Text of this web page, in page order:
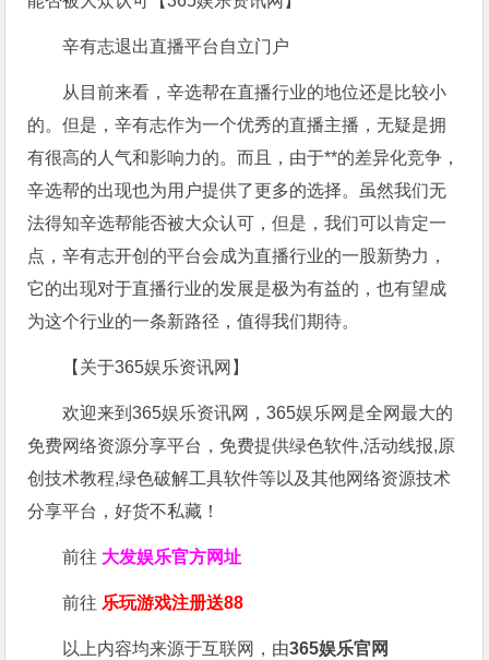
辛有志退出直播平台自立门户
从目前来看，辛选帮在直播行业的地位还是比较小
的。但是，辛有志作为一个优秀的直播主播，无疑是拥
有很高的人气和影响力的。而且，由于**的差异化竞争，
辛选帮的出现也为用户提供了更多的选择。虽然我们无
法得知辛选帮能否被大众认可，但是，我们可以肯定一
点，辛有志开创的平台会成为直播行业的一股新势力，
它的出现对于直播行业的发展是极为有益的，也有望成
为这个行业的一条新路径，值得我们期待。
【关于365娱乐资讯网】
欢迎来到365娱乐资讯网，365娱乐网是全网最大的
免费网络资源分享平台，免费提供绿色软件,活动线报,原
创技术教程,绿色破解工具软件等以及其他网络资源技术
分享平台，好货不私藏！
前往 大发娱乐官方网址
前往 乐玩游戏注册送88
以上内容均来源于互联网，由365娱乐官网